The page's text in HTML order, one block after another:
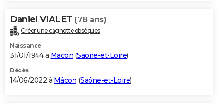
Daniel VIALET (78 ans)
Créer une cagnotte obsèques
Naissance
31/01/1944 à Mâcon (Saône-et-Loire)
Décès
14/06/2022 à Mâcon (Saône-et-Loire)